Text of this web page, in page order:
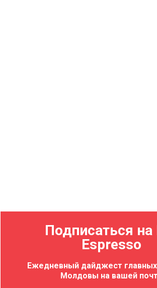
Подписаться на
Espresso
Ежедневный дайджест
Молдовы на вашей